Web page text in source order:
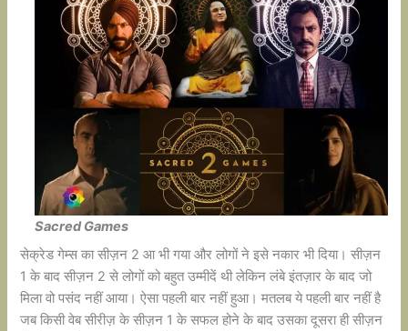
Sacred Games
सेक्रेड गेम्स का सीज़न 2 आ भी गया और लोगों ने इसे नकार भी दिया। सीज़न
1 के बाद सीज़न 2 से लोगों को बहुत उम्मीदें थी लेकिन लंबे इंतज़ार के बाद जो
मिला वो पसंद नहीं आया। ऐसा पहली बार नहीं हुआ। मतलब ये पहली बार नहीं है
जब किसी वेब सीरीज़ के सीज़न 1 के सफल होने के बाद उसका दूसरा ही सीज़न